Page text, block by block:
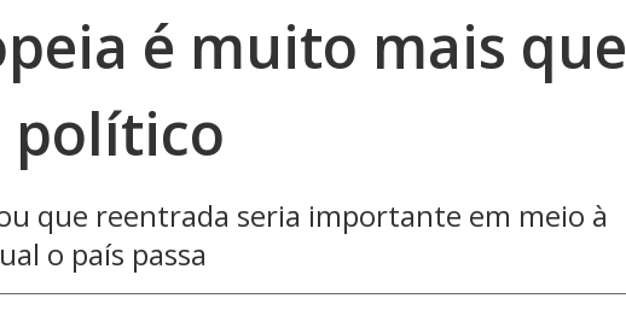
é muito mais que
político
que reentrada seria importante em meio à
o país passa